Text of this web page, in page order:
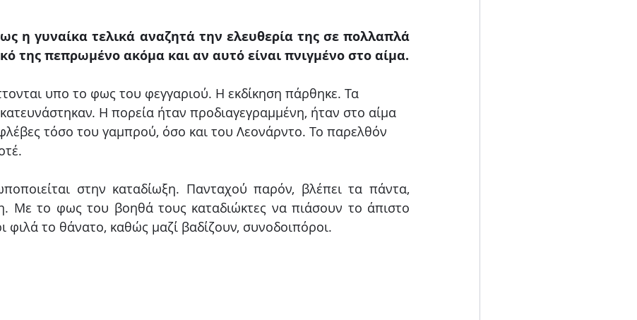
η γυναίκα τελικά αναζητά την ελευθερία της σε πολλαπλά
υπο το φως του φεγγαριού. Η εκδίκηση πάρθηκε. Τα
Η πορεία ήταν προδιαγεγραμμένη, ήταν στο αίμα
τόσο του γαμπρού, όσο και του Λεονάρντο. Το παρελθόν
στην καταδίωξη. Πανταχού παρόν, βλέπει τα πάντα,
Με το φως του βοηθά τους καταδιώκτες να πιάσουν το άπιστο
φιλά το θάνατο, καθώς μαζί βαδίζουν, συνοδοιπόροι.